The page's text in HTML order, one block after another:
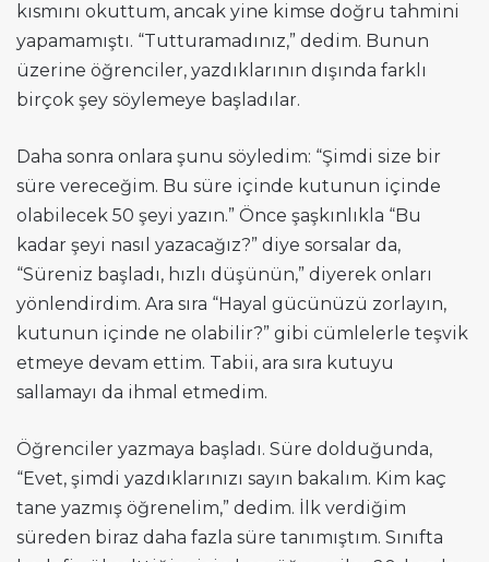
kısmını okuttum, ancak yine kimse doğru tahmini
yapamamıştı. “Tutturamadınız,” dedim. Bunun
üzerine öğrenciler, yazdıklarının dışında farklı
birçok şey söylemeye başladılar.
Daha sonra onlara şunu söyledim: “Şimdi size bir
süre vereceğim. Bu süre içinde kutunun içinde
olabilecek 50 şeyi yazın.” Önce şaşkınlıkla “Bu
kadar şeyi nasıl yazacağız?” diye sorsalar da,
“Süreniz başladı, hızlı düşünün,” diyerek onları
yönlendirdim. Ara sıra “Hayal gücünüzü zorlayın,
kutunun içinde ne olabilir?” gibi cümlelerle teşvik
etmeye devam ettim. Tabii, ara sıra kutuyu
sallamayı da ihmal etmedim.
Öğrenciler yazmaya başladı. Süre dolduğunda,
“Evet, şimdi yazdıklarınızı sayın bakalım. Kim kaç
tane yazmış öğrenelim,” dedim. İlk verdiğim
süreden biraz daha fazla süre tanımıştım. Sınıfta